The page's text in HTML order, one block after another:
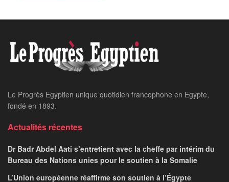
Le Progrès Egyptien unique quotidien francophone en Egypte,
fondé en 1893.
Actualités récentes
Dr Badr Abdel Aati s’entretient avec la cheffe par intérim du
Bureau des Nations unies pour le soutien à la Somalie
L’Union européenne réaffirme son soutien à l’Égypte